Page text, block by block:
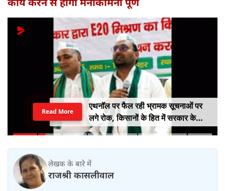
एथनॉल पर फैल रही भ्रामक सूचनाओं पर
लगे रोक, किसानों के हित में सरकार के
सकारात्मक निर्णयों का हो समर्थन
Read More
लेखक के बारे में
राजश्री कासलीवाल